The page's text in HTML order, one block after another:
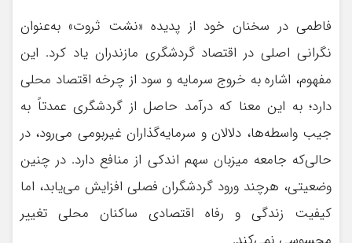
فاطمی در سخنان خود از پدیده «نشت ثروت» به‌عنوان
نگرانی اصلی در اقتصاد گردشگری مازندران یاد کرد. این
مفهوم، اشاره به خروج سرمایه و سود از چرخه اقتصاد محلی
دارد؛ به این معنا که درآمد حاصل از گردشگری عمدتاً به
جیب واسطه‌ها، دلالان و سرمایه‌گذاران غیربومی می‌رود، در
حالی‌که جامعه میزبان سهم اندکی از منافع دارد. در چنین
وضعیتی، هرچند ورود گردشگران فصلی افزایش می‌یابد، اما
کیفیت زندگی و رفاه اقتصادی ساکنان محلی تغییر